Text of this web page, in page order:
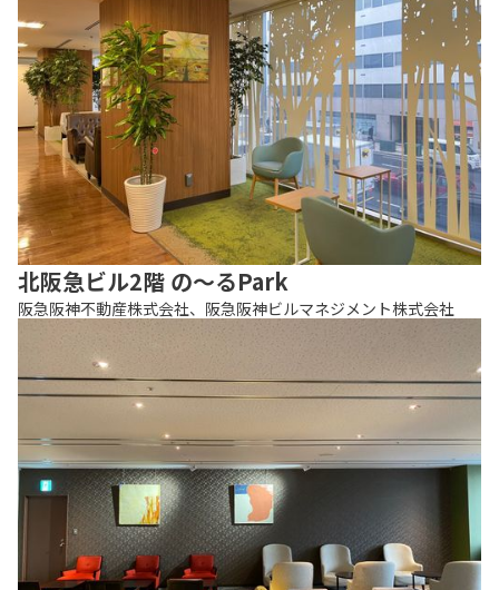
北阪急ビル2階 の〜るPark
阪急阪神不動産株式会社、阪急阪神ビルマネジメント株式会社